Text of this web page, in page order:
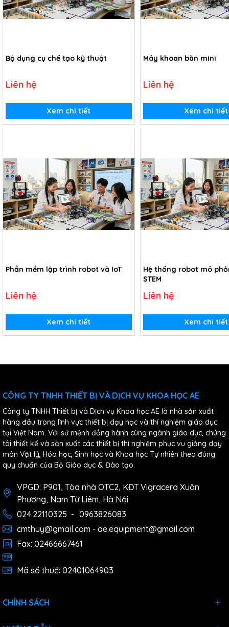
Bộ dụng cụ chế tạo kỹ thuật
Liên hệ
Xem chi tiết
Máy khoan bàn mini
Liên hệ
Xem chi tiết
Phần mềm lập trình robot và IoT
Liên hệ
Xem chi tiết
Hệ thống robot mô
STEM
Liên hệ
Xem chi tiết
CÔNG TY TNHH THIẾT BỊ VÀ DỊCH VỤ KHOA HỌC AE
Công ty TNHH Thiết bị và Dịch vụ Khoa học AE là nhà sản xuất
hàng đầu trong lĩnh vực thiết bị dạy học và thí nghiệm giáo dục
tại Việt Nam. Với sứ mệnh đồng hành cùng ngành giáo dục, chúng
tôi thiết kế và sản xuất các thiết bị thí nghiệm phục vụ giảng dạy
môn Vật lý, Hóa học, Sinh học và Khoa học Tự nhiên theo đúng
quy chuẩn của Bộ Giáo dục & Đào tạo.
VPGD: P901, Tòa nhà OTC2, KĐT Vigracera Xuân
Phương, Nam Từ Liêm, Hà Nội
024.22110325 - 0963826083
cmthuy@gmail.com - ae.equipment@gmail.com
Fax: 02466667461
Mã số thuế: 02401064903
CHÍNH SÁCH